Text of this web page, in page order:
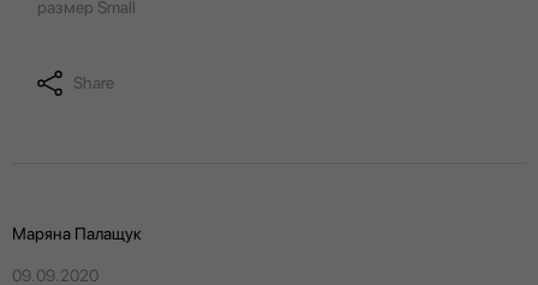
размер Small
Share
Маряна Палащук
09.09.2020